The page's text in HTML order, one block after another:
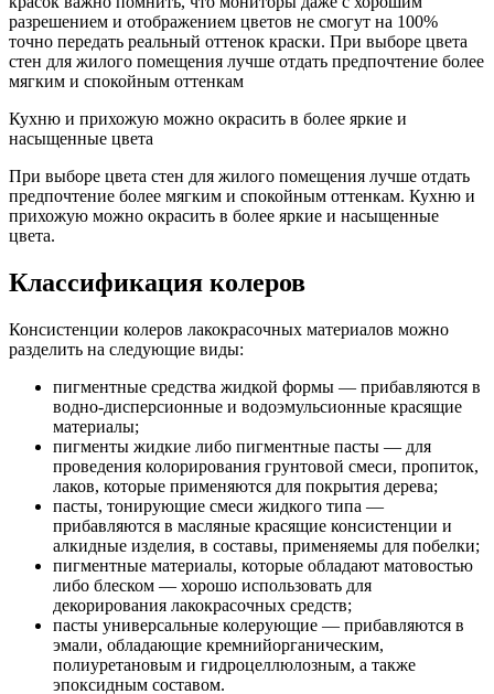
разрешением и отображением цветов не смогут на 100%
точно передать реальный оттенок краски. При выборе цвета
стен для жилого помещения лучше отдать предпочтение более
мягким и спокойным оттенкам
Кухню и прихожую можно окрасить в более яркие и
насыщенные цвета
При выборе цвета стен для жилого помещения лучше отдать
предпочтение более мягким и спокойным оттенкам. Кухню и
прихожую можно окрасить в более яркие и насыщенные
цвета.
Классификация колеров
Консистенции колеров лакокрасочных материалов можно
разделить на следующие виды:
пигментные средства жидкой формы — прибавляются в
водно-дисперсионные и водоэмульсионные красящие
материалы;
пигменты жидкие либо пигментные пасты — для
проведения колорирования грунтовой смеси, пропиток,
лаков, которые применяются для покрытия дерева;
пасты, тонирующие смеси жидкого типа —
прибавляются в масляные красящие консистенции и
алкидные изделия, в составы, применяемы для побелки;
пигментные материалы, которые обладают матовостью
либо блеском — хорошо использовать для
декорирования лакокрасочных средств;
пасты универсальные колерующие — прибавляются в
эмали, обладающие кремнийорганическим,
полиуретановым и гидроцеллюлозным, а также
эпоксидным составом.